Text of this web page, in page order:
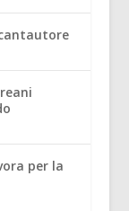
per la